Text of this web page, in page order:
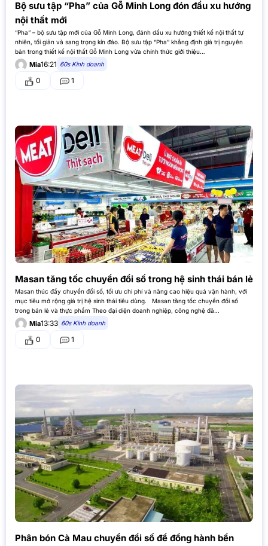
Bộ sưu tập “Pha” của Gỗ Minh Long đón đầu xu hướng
nội thất mới
“Pha” – bộ sưu tập mới của Gỗ Minh Long, đánh dấu xu hướng thiết kế nội thất tự
nhiên, tối giản và sang trọng kín đáo. Bộ sưu tập “Pha” khẳng định giá trị nguyên
bản trong thiết kế nội thất Gỗ Minh Long vừa chính thức giới thiệu…
Mia16:21 60s Kinh doanh
0 1
Masan tăng tốc chuyển đổi số trong hệ sinh thái bán lẻ
Masan thúc đẩy chuyển đổi số, tối ưu chi phí và nâng cao hiệu quả vận hành, với
mục tiêu mở rộng giá trị hệ sinh thái tiêu dùng. Masan tăng tốc chuyển đổi số
trong bán lẻ và thực phẩm Theo đại diện doanh nghiệp, công nghệ đã…
Mia13:33 60s Kinh doanh
0 1
Phân bón Cà Mau chuyển đổi số để đồng hành bền